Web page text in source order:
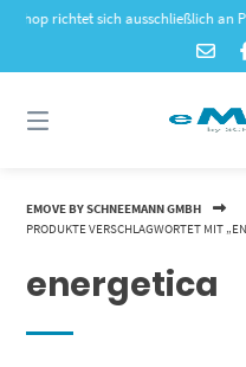
richtet sich ausschließlich an
EMOVE BY SCHNEEMANN GMBH
PRODUKTE VERSCHLAGWORTET MIT
energetica